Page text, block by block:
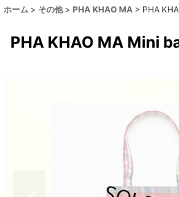
ホーム > その他 > PHA KHAO MA > PHA
PHA KHAO MA Mini